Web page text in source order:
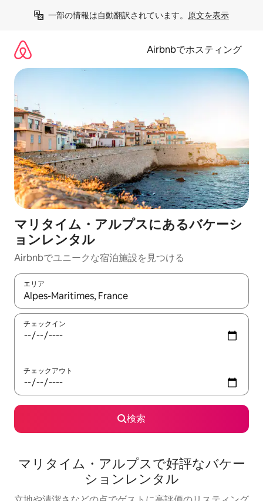
一部の情報は自動翻訳されています。 原文を表示
Airbnbでホスティング
マリタイム・アルプスにあるバケーシ
ョンレンタル
Airbnbでユニークな宿泊施設を見つける
エリア
検索結果が表示されたら、上下の矢印キーを使って移動するか
チェックイン
チェックアウト
検索
マリタイム・アルプスで好評なバケー
ションレンタル